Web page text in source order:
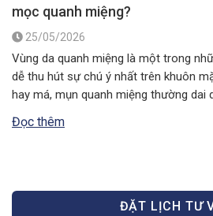
mọc quanh miệng?
25/05/2026
Vùng da quanh miệng là một trong
dễ thu hút sự chú ý nhất trên khuôn
hay má, mụn quanh miệng thường dai
Đọc thêm
ĐẶT LỊCH TƯ